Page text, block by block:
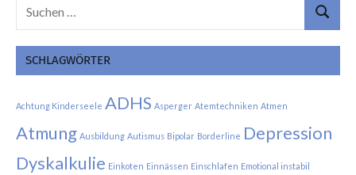
Themen
nach:
Suchen
SCHLAGWÖRTER
Achtung Kinderseele ADHS Asperger Atemtechniken Atmen
Atmung Ausbildung Autismus Bipolar Borderline Depression
Dyskalkulie Einkoten Einnässen Einschlafen Emotional instabil